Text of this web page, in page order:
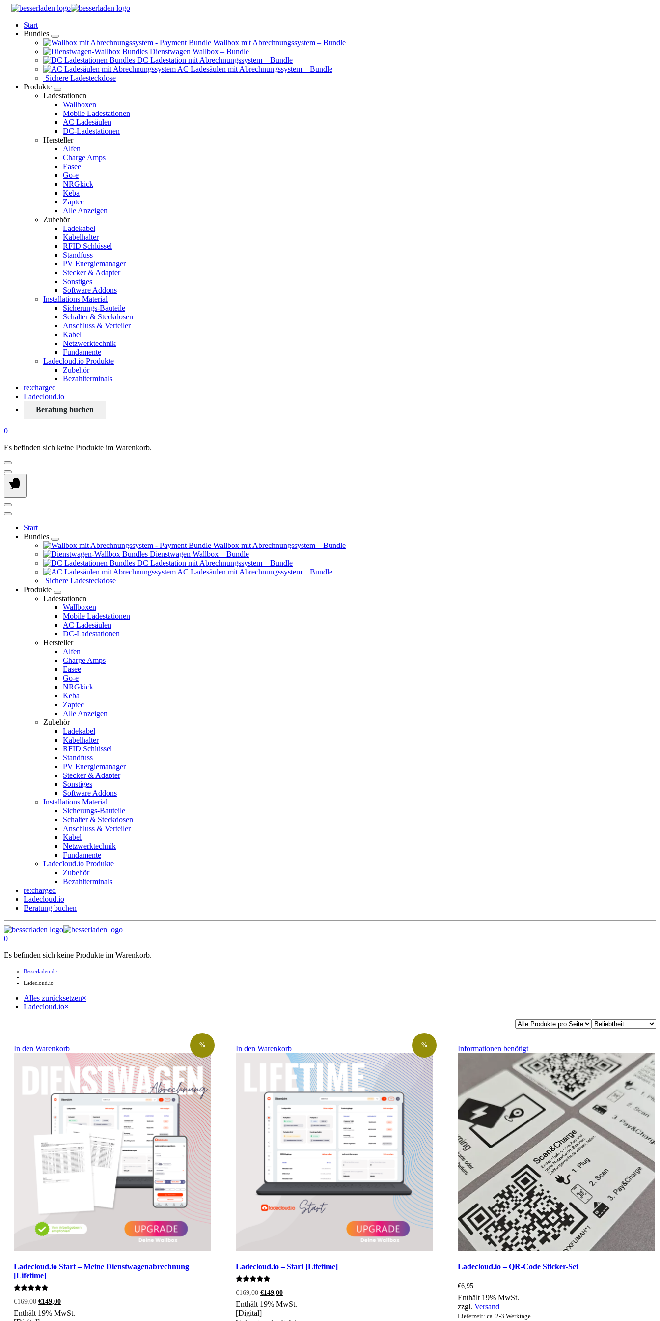
Springe
Inhalt
Start
Bundles
Wallbox mit Abrechnungssystem – Bundle
Dienstwagen Wallbox – Bundle
DC Ladestation mit Abrechnungssystem – Bundle
AC Ladesäulen mit Abrechnungssystem – Bundle
Sichere Ladesteckdose
Produkte
Ladestationen
Wallboxen
Mobile Ladestationen
AC Ladesäulen
DC-Ladestationen
Hersteller
Alfen
Charge Amps
Easee
Go-e
NRGkick
Keba
Zaptec
Alle Anzeigen
Zubehör
Ladekabel
Kabelhalter
RFID Schlüssel
Standfuss
PV Energiemanager
Stecker & Adapter
Sonstiges
Software Addons
Installations Material
Sicherungs-Bauteile
Schalter & Steckdosen
Anschluss & Verteiler
Kabel
Netzwerktechnik
Fundamente
Ladecloud.io Produkte
Zubehör
Bezahlterminals
re:charged
Ladecloud.io
Beratung buchen
0
Es befinden sich keine Produkte im Warenkorb.
Start
Bundles
Wallbox mit Abrechnungssystem – Bundle
Dienstwagen Wallbox – Bundle
DC Ladestation mit Abrechnungssystem – Bundle
AC Ladesäulen mit Abrechnungssystem – Bundle
Sichere Ladesteckdose
Produkte
Ladestationen
Wallboxen
Mobile Ladestationen
AC Ladesäulen
DC-Ladestationen
Hersteller
Alfen
Charge Amps
Easee
Go-e
NRGkick
Keba
Zaptec
Alle Anzeigen
Zubehör
Ladekabel
Kabelhalter
RFID Schlüssel
Standfuss
PV Energiemanager
Stecker & Adapter
Sonstiges
Software Addons
Installations Material
Sicherungs-Bauteile
Schalter & Steckdosen
Anschluss & Verteiler
Kabel
Netzwerktechnik
Fundamente
Ladecloud.io Produkte
Zubehör
Bezahlterminals
re:charged
Ladecloud.io
Beratung buchen
0
Es befinden sich keine Produkte im Warenkorb.
Besserladen.de
Ladecloud.io
Alles zurücksetzen×
Ladecloud.io×
In den Warenkorb %
Ladecloud.io Start – Meine Dienstwagenabrechnung
[Lifetime]
mit
4.89
von 5
€169,00 Ursprünglicher
Preis
war:
€149,00Aktueller
Preis
ist:
Enthält 19% MwSt.
In den Warenkorb %
Ladecloud.io – Start [Lifetime]
mit
5.00
von 5
€169,00 Ursprünglicher
Preis
war:
€169,00
€149,00Aktueller
Preis
ist:
Enthält 19% MwSt.
[Digital]
Informationen benötigt
Ladecloud.io – QR-Code Sticker-Set
€6,95
Enthält 19% MwSt.
zzgl. Versand
Lieferzeit: ca. 2-3 Werktage